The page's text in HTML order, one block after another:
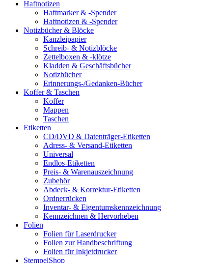
Haftnotizen
Haftmarker & -Spender
Haftnotizen & -Spender
Notizbücher & Blöcke
Kanzleipapier
Schreib- & Notizblöcke
Zettelboxen & -klötze
Kladden & Geschäftsbücher
Notizbücher
Erinnerungs-/Gedanken-Bücher
Koffer & Taschen
Koffer
Mappen
Taschen
Etiketten
CD/DVD & Datenträger-Etiketten
Adress- & Versand-Etiketten
Universal
Endlos-Etiketten
Preis- & Warenauszeichnung
Zubehör
Abdeck- & Korrektur-Etiketten
Ordnerrücken
Inventar- & Eigentumskennzeichnung
Kennzeichnen & Hervorheben
Folien
Folien für Laserdrucker
Folien zur Handbeschriftung
Folien für Inkjetdrucker
StempelShop